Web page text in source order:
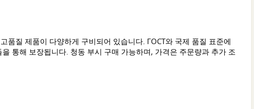
품질 제품이 다양하게 구비되어 있습니다. ГОСТ와 국제 품질 표준에
통해 보장됩니다. 청동 부시 구매 가능하며, 가격은 주문량과 추가 조